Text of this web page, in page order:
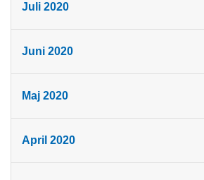
Juli 2020
Juni 2020
Maj 2020
April 2020